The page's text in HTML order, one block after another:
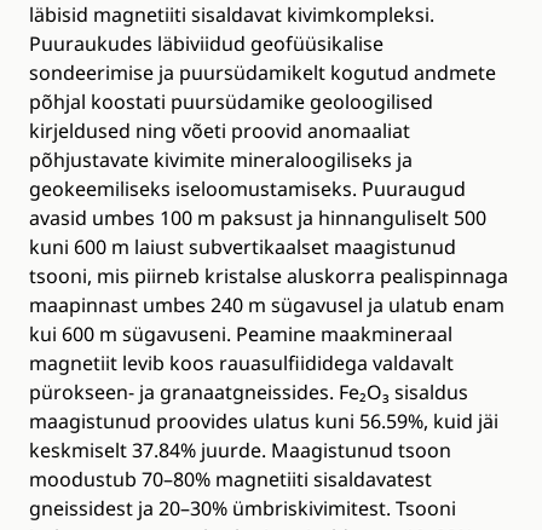
läbisid magnetiiti sisaldavat kivimkompleksi.
Puuraukudes läbiviidud geofüüsikalise
sondeerimise ja puursüdamikelt kogutud andmete
põhjal koostati puursüdamike geoloogilised
kirjeldused ning võeti proovid anomaaliat
põhjustavate kivimite mineraloogiliseks ja
geokeemiliseks iseloomustamiseks. Puuraugud
avasid umbes 100 m paksust ja hinnanguliselt 500
kuni 600 m laiust subvertikaalset maagistunud
tsooni, mis piirneb kristalse aluskorra pealispinnaga
maapinnast umbes 240 m sügavusel ja ulatub enam
kui 600 m sügavuseni. Peamine maakmineraal
magnetiit levib koos rauasulfiididega valdavalt
pürokseen- ja granaatgneissides. Fe₂O₃ sisaldus
maagistunud proovides ulatus kuni 56.59%, kuid jäi
keskmiselt 37.84% juurde. Maagistunud tsoon
moodustub 70–80% magnetiiti sisaldavatest
gneissidest ja 20–30% ümbriskivimitest. Tsooni